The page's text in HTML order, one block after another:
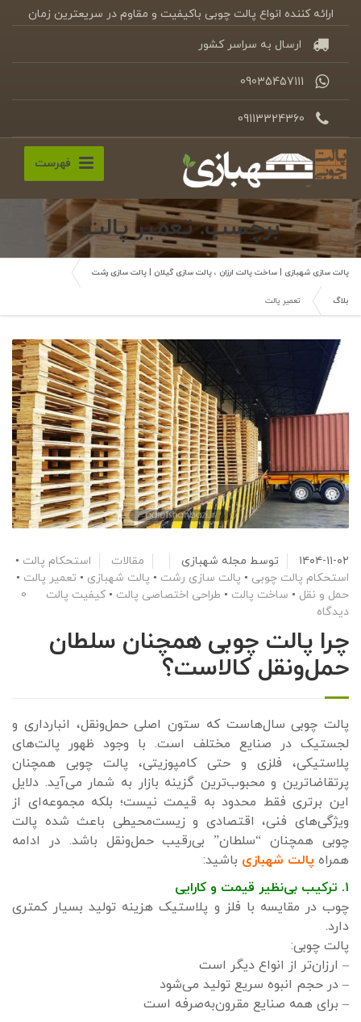
ارائه کننده انواع پالت چوبی باکیفیت و مقاوم در سریعترین زمان
ارسال به سراسر کشور
09035457111
09113324360
فهرست
برچسب: تعمیر پالت
پالت سازی شهبازی | ساخت پالت ارزان ، پالت سازی گیلان | پالت سازی رشت
بلاگ تعمیر پالت
۱۴۰۴-۱۱-۰۲ توسط مجله شهبازی مقالات استحکام پالت •
استحکام پالت چوبی • پالت سازی رشت • پالت شهبازی • تعمیر پالت •
حمل و نقل • ساخت پالت • طراحی اختصاصی پالت •کیفیت پالت
0
دیدگاه
چرا پالت چوبی همچنان سلطان
حمل‌ونقل کالاست؟
پالت چوبی سال‌هاست که ستون اصلی حمل‌ونقل، انبارداری و
لجستیک در صنایع مختلف است. با وجود ظهور پالت‌های
پلاستیکی، فلزی و حتی کامپوزیتی، پالت چوبی همچنان
پرتقاضاترین و محبوب‌ترین گزینه بازار به شمار می‌آید. دلایل
این برتری فقط محدود به قیمت نیست؛ بلکه مجموعه‌ای از
ویژگی‌های فنی، اقتصادی و زیست‌محیطی باعث شده پالت
چوبی همچنان “سلطان” بی‌رقیب حمل‌ونقل باشد. در ادامه
همراه پالت شهبازی باشید:
۱. ترکیب بی‌نظیر قیمت و کارایی
چوب در مقایسه با فلز و پلاستیک هزینه تولید بسیار کمتری
دارد.
پالت چوبی:
– ارزان‌تر از انواع دیگر است
– در حجم انبوه سریع تولید می‌شود
– برای همه صنایع مقرون‌به‌صرفه است